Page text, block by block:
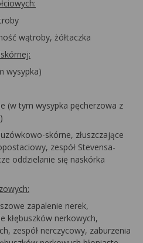
wątroby, żółtaczka
wysypka)
(w tym wysypka pęcherzowa z
skórne, złuszczające
zespół Stevensa-
oddzielanie się naskórka
zapalenie nerek,
kłębuszków nerkowych,
zespół nerczycowy, zaburzenia